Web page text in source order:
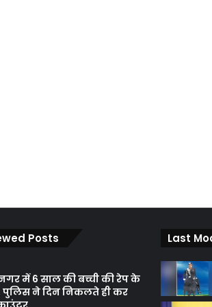
Posts
में 6 साल की बच्ची की रेप के
पुलिस ने दिन निकलते ही कर
Last